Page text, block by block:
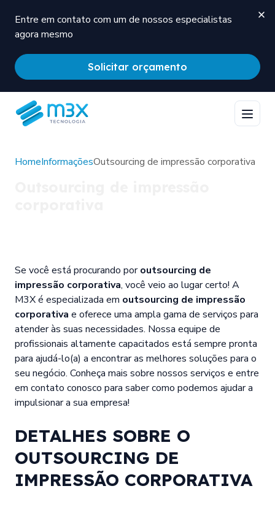
Entre em contato com um de nossos especialistas
agora mesmo
Solicitar orçamento
HomeInformaçõesOutsourcing de impressão corporativa
Se você está procurando poroutsourcing de
impressão corporativa, você veio ao lugar certo! A
M3X é especializada em outsourcing de impressão
corporativa e oferece uma ampla gama de serviços para
atender às suas necessidades. Nossa equipe de
profissionais altamente capacitados está sempre pronta
para ajudá-lo(a) a encontrar as melhores soluções para o
seu negócio. Conheça mais sobre nossos serviços e entre
em contato conosco para saber como podemos ajudar a
impulsionar a sua empresa!
DETALHES SOBRE O
OUTSOURCING DE
IMPRESSÃO CORPORATIVA